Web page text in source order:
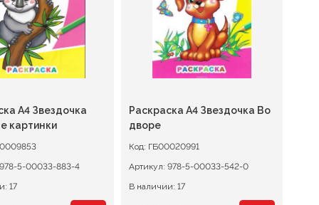
А4 Звездочка
картинки
978-5-00033-883-4
17
Раскраска А4 Звездочка Во
дворе
Код: ГБ00020991
Артикул: 978-5-00033-542-0
В наличии: 17